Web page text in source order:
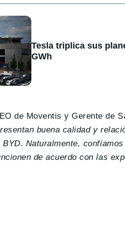
Tesla triplica sus
GWh
de Moventis y Gerente de
buena calidad y
Naturalmente,
de acuerdo con las